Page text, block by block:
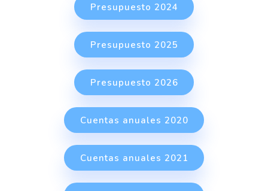
Presupuesto 2024
Presupuesto 2025
Presupuesto 2026
Cuentas anuales 2020
Cuentas anuales 2021